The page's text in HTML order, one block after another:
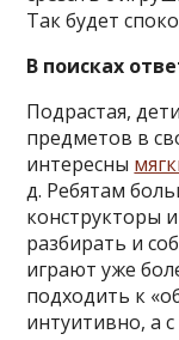
Так будет
В поисках
Подрастая,
предметов в
интересны
д. Ребятам
конструкторы
разбирать и
играют уже
подходить к
интуитивно, а